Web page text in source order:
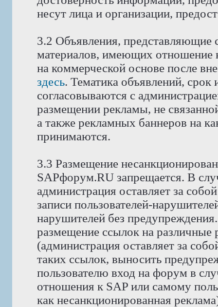
несут лица и организации,
3.2 Объявления, представляющие
материалов, имеющих отношение
на коммерческой основе после
здесь. Тематика объявлений,
согласовываются с
размещении рекламы, не
а также рекламных баннеров на
принимаются.
3.3 Размещение
SAPфорум.RU запрещается. В
администрация оставляет за
записи пользователей-
нарушителей без
размещение ссылок на различные
(администрация оставляет за
таких ссылок, выносить
пользователю вход на форум в
отношения к SAP или самому
как несанкционированная